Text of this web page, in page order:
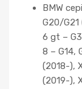
BMW
G20/G21
6 gt –
8 – G14,
(2018-),
(2019-),